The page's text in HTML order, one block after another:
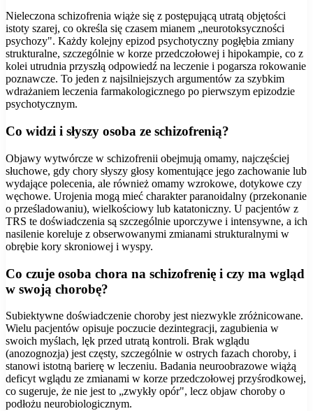
Nieleczona schizofrenia wiąże się z postępującą utratą objętości
istoty szarej, co określa się czasem mianem „neurotoksyczności
psychozy". Każdy kolejny epizod psychotyczny pogłębia zmiany
strukturalne, szczególnie w korze przedczołowej i hipokampie, co z
kolei utrudnia przyszłą odpowiedź na leczenie i pogarsza rokowanie
poznawcze. To jeden z najsilniejszych argumentów za szybkim
wdrażaniem leczenia farmakologicznego po pierwszym epizodzie
psychotycznym.
Co widzi i słyszy osoba ze schizofrenią?
Objawy wytwórcze w schizofrenii obejmują omamy, najczęściej
słuchowe, gdy chory słyszy głosy komentujące jego zachowanie lub
wydające polecenia, ale również omamy wzrokowe, dotykowe czy
węchowe. Urojenia mogą mieć charakter paranoidalny (przekonanie
o prześladowaniu), wielkościowy lub katatoniczny. U pacjentów z
TRS te doświadczenia są szczególnie uporczywe i intensywne, a ich
nasilenie koreluje z obserwowanymi zmianami strukturalnymi w
obrębie kory skroniowej i wyspy.
Co czuje osoba chora na schizofrenię i czy ma wgląd
w swoją chorobę?
Subiektywne doświadczenie choroby jest niezwykle zróżnicowane.
Wielu pacjentów opisuje poczucie dezintegracji, zagubienia w
swoich myślach, lęk przed utratą kontroli. Brak wglądu
(anozognozja) jest częsty, szczególnie w ostrych fazach choroby, i
stanowi istotną barierę w leczeniu. Badania neuroobrazowe wiążą
deficyt wglądu ze zmianami w korze przedczołowej przyśrodkowej,
co sugeruje, że nie jest to „zwykły opór", lecz objaw choroby o
podłożu neurobiologicznym.